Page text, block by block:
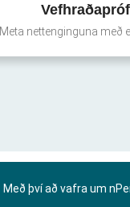
Meta nettenginguna með
Með því að vafra um